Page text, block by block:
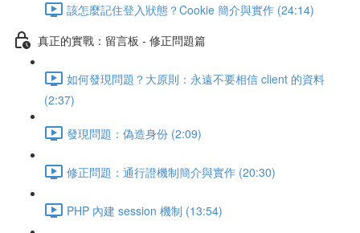
該怎麼記住登入狀態？Cookie 簡介與實作 (24:14)
真正的實戰：留言板 - 修正問題篇
如何發現問題？大原則：永遠不要相信 client 的資料
(2:37)
發現問題：偽造身份 (2:09)
修正問題：通行證機制簡介與實作 (20:30)
PHP 內建 session 機制 (13:54)